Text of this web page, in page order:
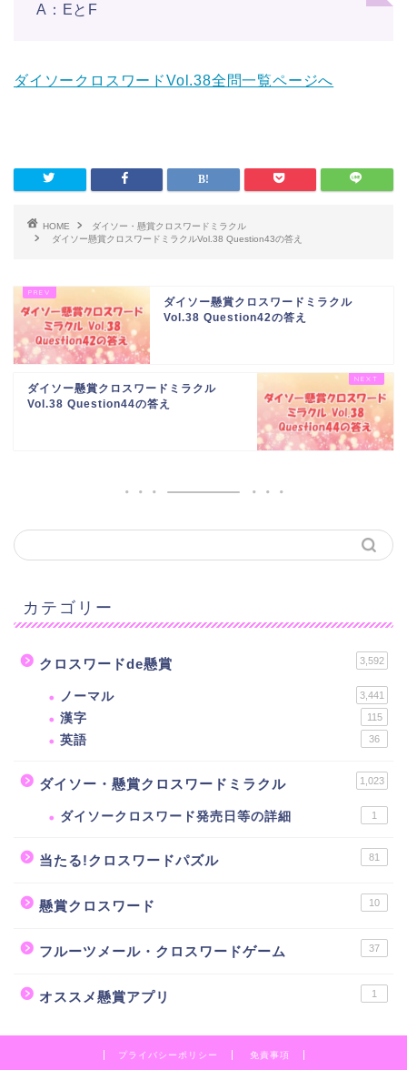
A：EとF
ダイソークロスワードVol.38全問一覧ページへ
HOME
ダイソー・懸賞クロスワードミラクル
ダイソー懸賞クロスワードミラクルVol.38 Question43の答え
ダイソー懸賞クロスワードミラクル
Vol.38 Question42の答え
ダイソー懸賞クロスワードミラクル
Vol.38 Question44の答え
カテゴリー
クロスワードde懸賞 3,592
ノーマル 3,441
漢字 115
英語 36
ダイソー・懸賞クロスワードミラクル 1,023
ダイソークロスワード発売日等の詳細 1
当たる!クロスワードパズル 81
懸賞クロスワード 10
フルーツメール・クロスワードゲーム 37
オススメ懸賞アプリ 1
プライバシーポリシー 免責事項